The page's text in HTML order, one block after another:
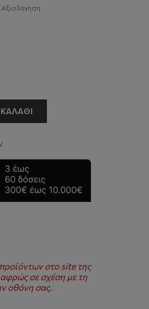
στο site της
σε σχέση με τη
οθόνη σας.